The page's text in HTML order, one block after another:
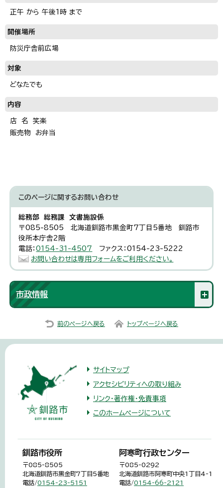
正午 から 午後1時 まで
開催場所
防災庁舎前広場
対象
どなたでも
内容
店 名 笑楽
販売物 お弁当
このページに関するお問い合わせ
総務部 総務課 文書施設係
〒085-8505 北海道釧路市黒金町7丁目5番地 釧路市
役所本庁舎2階
電話：0154-31-4507
ファクス：0154-23-5222
お問い合わせは専用フォームをご利用ください。
市政情報
前のページへ戻る トップページへ戻る
サイトマップ
アクセシビリティへの取り組み
リンク・著作権・免責事項
このホームページについて
釧路市役所
〒085-8505
北海道釧路市黒金町7丁目5番地
電話/0154-23-5151
阿寒町行政センター
〒085-0292
北海道釧路市阿寒町中央1丁目4-1
電話/0154-66-2121